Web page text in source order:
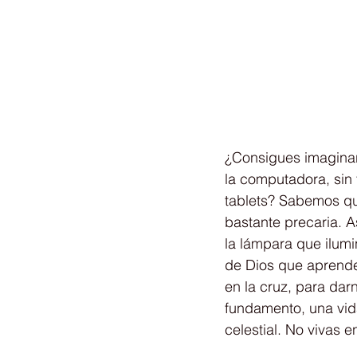
¿Consigues
la computadora,
tablets? Sabemos
bastante precaria.
la lámpara que
de Dios que
en la cruz, para
fundamento, una
celestial. No vivas